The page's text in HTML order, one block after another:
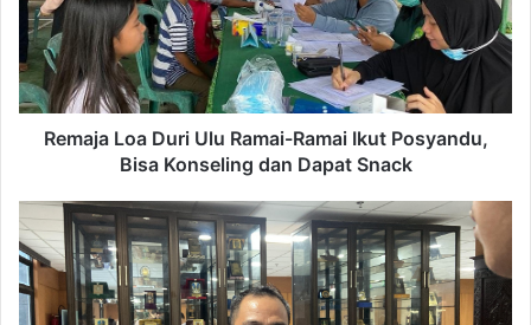
Ramai-
Ramai
Ikut
Posyandu,
Bisa
Konseling
Snack
Remaja Loa Duri Ulu Ramai-Ramai Ikut Posyandu,
Bisa Konseling dan Dapat Snack
DPRD
Kaltim
Sebut
Petani
Terancam